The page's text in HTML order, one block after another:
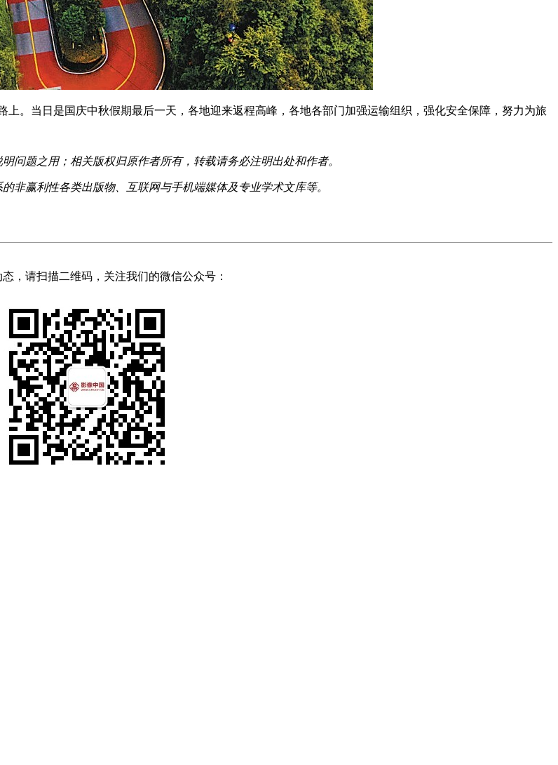
当日是国庆中秋假期最后一天，各地迎来返程高峰，各地各部门加强运输组织，强化安全保障，努力为旅
问题之用；相关版权归原作者所有，转载请务必注明出处和作者。
非赢利性各类出版物、互联网与手机端媒体及专业学术文库等。
，请扫描二维码，关注我们的微信公众号：